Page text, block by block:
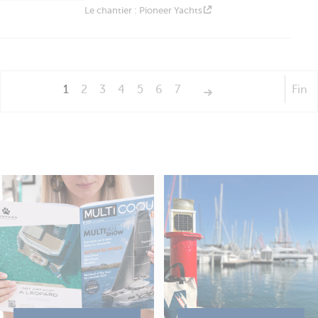
Le chantier : Pioneer Yachts
1 2 3 4 5 6 7 Fin